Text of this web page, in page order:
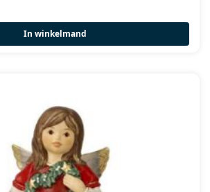
In winkelmand